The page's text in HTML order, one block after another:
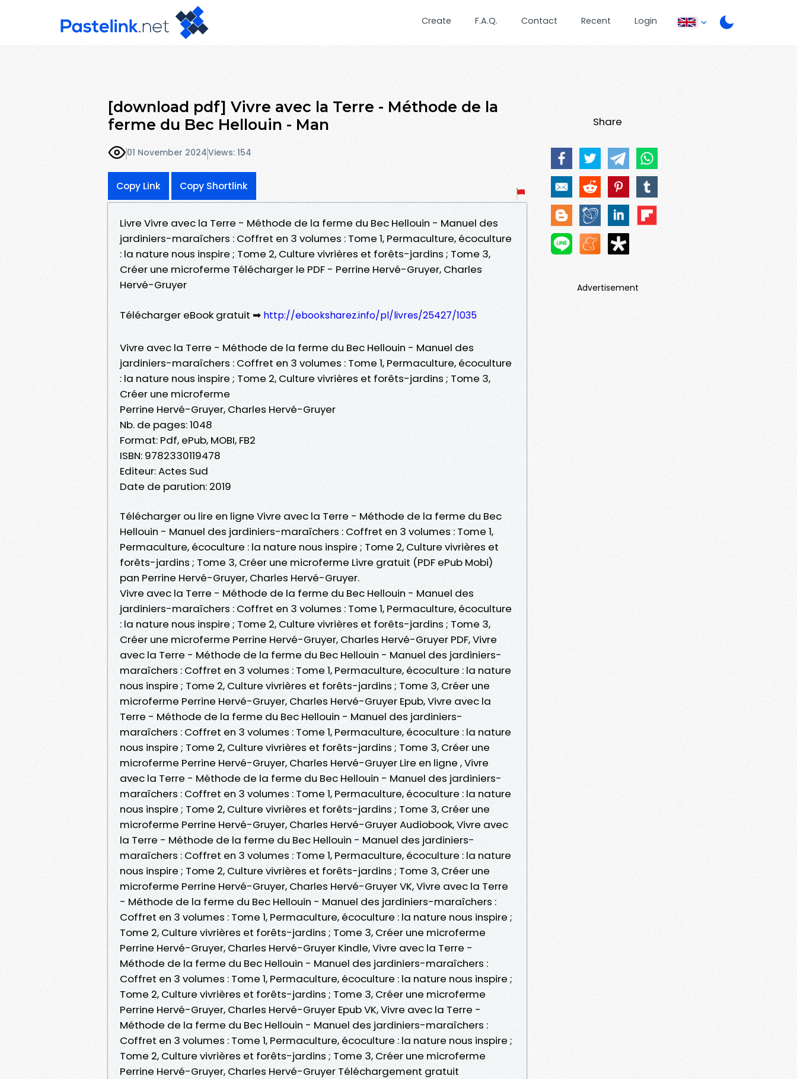
Create F.A.Q. Contact Recent Login
[download pdf] Vivre avec la Terre - Méthode de la
ferme du Bec Hellouin - Man
01 November 2024Views: 154
Copy Link Copy Shortlink
Livre Vivre avec la Terre - Méthode de la ferme du Bec Hellouin - Manuel des
jardiniers-maraîchers : Coffret en 3 volumes : Tome 1, Permaculture, écoculture
: la nature nous inspire ; Tome 2, Culture vivrières et forêts-jardins ; Tome 3,
Créer une microferme Télécharger le PDF - Perrine Hervé-Gruyer, Charles
Hervé-Gruyer
Télécharger eBook gratuit ➡ http://ebooksharez.info/pl/livres/25427/1035
Vivre avec la Terre - Méthode de la ferme du Bec Hellouin - Manuel des
jardiniers-maraîchers : Coffret en 3 volumes : Tome 1, Permaculture, écoculture
: la nature nous inspire ; Tome 2, Culture vivrières et forêts-jardins ; Tome 3,
Créer une microferme
Perrine Hervé-Gruyer, Charles Hervé-Gruyer
Nb. de pages: 1048
Format: Pdf, ePub, MOBI, FB2
ISBN: 9782330119478
Editeur: Actes Sud
Date de parution: 2019
Télécharger ou lire en ligne Vivre avec la Terre - Méthode de la ferme du Bec
Hellouin - Manuel des jardiniers-maraîchers : Coffret en 3 volumes : Tome 1,
Permaculture, écoculture : la nature nous inspire ; Tome 2, Culture vivrières et
forêts-jardins ; Tome 3, Créer une microferme Livre gratuit (PDF ePub Mobi)
pan Perrine Hervé-Gruyer, Charles Hervé-Gruyer.
Vivre avec la Terre - Méthode de la ferme du Bec Hellouin - Manuel des
jardiniers-maraîchers : Coffret en 3 volumes : Tome 1, Permaculture, écoculture
: la nature nous inspire ; Tome 2, Culture vivrières et forêts-jardins ; Tome 3,
Créer une microferme Perrine Hervé-Gruyer, Charles Hervé-Gruyer PDF, Vivre
avec la Terre - Méthode de la ferme du Bec Hellouin - Manuel des jardiniers-
maraîchers : Coffret en 3 volumes : Tome 1, Permaculture, écoculture : la nature
nous inspire ; Tome 2, Culture vivrières et forêts-jardins ; Tome 3, Créer une
microferme Perrine Hervé-Gruyer, Charles Hervé-Gruyer Epub, Vivre avec la
Terre - Méthode de la ferme du Bec Hellouin - Manuel des jardiniers-
maraîchers : Coffret en 3 volumes : Tome 1, Permaculture, écoculture : la nature
nous inspire ; Tome 2, Culture vivrières et forêts-jardins ; Tome 3, Créer une
microferme Perrine Hervé-Gruyer, Charles Hervé-Gruyer Lire en ligne , Vivre
avec la Terre - Méthode de la ferme du Bec Hellouin - Manuel des jardiniers-
maraîchers : Coffret en 3 volumes : Tome 1, Permaculture, écoculture : la nature
nous inspire ; Tome 2, Culture vivrières et forêts-jardins ; Tome 3, Créer une
microferme Perrine Hervé-Gruyer, Charles Hervé-Gruyer Audiobook, Vivre avec
la Terre - Méthode de la ferme du Bec Hellouin - Manuel des jardiniers-
maraîchers : Coffret en 3 volumes : Tome 1, Permaculture, écoculture : la nature
nous inspire ; Tome 2, Culture vivrières et forêts-jardins ; Tome 3, Créer une
microferme Perrine Hervé-Gruyer, Charles Hervé-Gruyer VK, Vivre avec la Terre
- Méthode de la ferme du Bec Hellouin - Manuel des jardiniers-maraîchers :
Coffret en 3 volumes : Tome 1, Permaculture, écoculture : la nature nous inspire ;
Tome 2, Culture vivrières et forêts-jardins ; Tome 3, Créer une microferme
Perrine Hervé-Gruyer, Charles Hervé-Gruyer Kindle, Vivre avec la Terre -
Méthode de la ferme du Bec Hellouin - Manuel des jardiniers-maraîchers :
Coffret en 3 volumes : Tome 1, Permaculture, écoculture : la nature nous inspire ;
Tome 2, Culture vivrières et forêts-jardins ; Tome 3, Créer une microferme
Perrine Hervé-Gruyer, Charles Hervé-Gruyer Epub VK, Vivre avec la Terre -
Méthode de la ferme du Bec Hellouin - Manuel des jardiniers-maraîchers :
Coffret en 3 volumes : Tome 1, Permaculture, écoculture : la nature nous inspire ;
Tome 2, Culture vivrières et forêts-jardins ; Tome 3, Créer une microferme
Perrine Hervé-Gruyer, Charles Hervé-Gruyer Téléchargement gratuit
Share
Advertisement